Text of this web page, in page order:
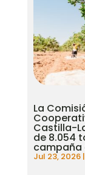
La
Castilla-
de 8.054
campaña
Jul 23, 2026|